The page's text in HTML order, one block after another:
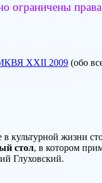
ограничены права
XXII 2009 (обо
в культурной
стол, в котором
Глуховский.